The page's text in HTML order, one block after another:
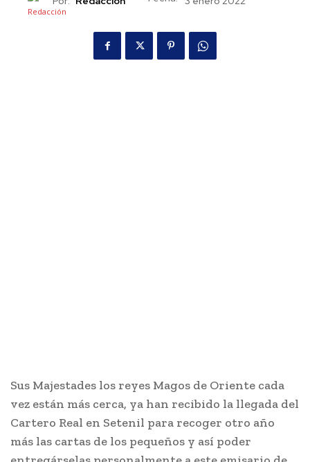
Sus Majestades los reyes Magos de Oriente cada
vez están más cerca, ya han recibido la llegada del
Cartero Real en Setenil para recoger otro año
más las cartas de los pequeños y así poder